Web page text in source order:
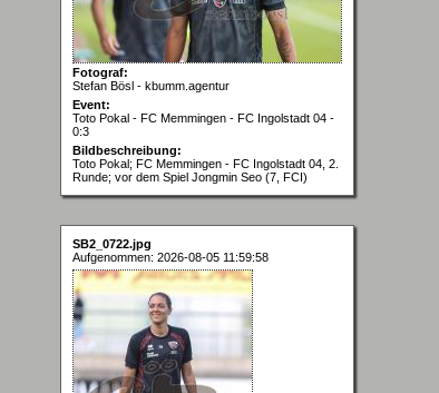
Fotograf:
Stefan Bösl - kbumm.agentur
Event:
Toto Pokal - FC Memmingen - FC Ingolstadt 04 -
0:3
Bildbeschreibung:
Toto Pokal; FC Memmingen - FC Ingolstadt 04, 2.
Runde; vor dem Spiel Jongmin Seo (7, FCI)
SB2_0722.jpg
Aufgenommen: 2026-08-05 11:59:58